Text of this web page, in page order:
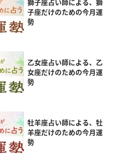
子座だけのための今月運
勢
乙女座占い師による、乙
女座だけのための今月運
勢
牡羊座占い師による、牡
羊座だけのための今月運
勢